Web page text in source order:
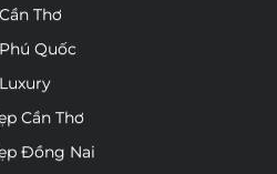
Thơ
Quốc
Cần Thơ
Đồng Nai